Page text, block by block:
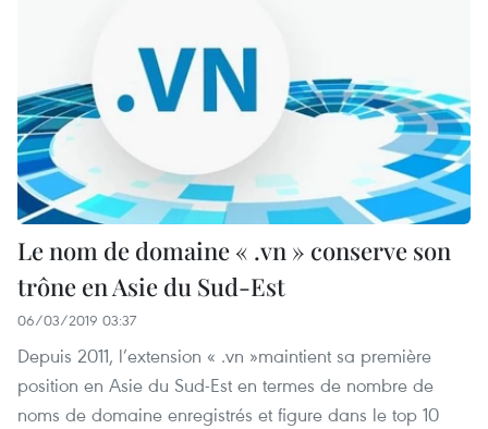
Le nom de domaine « .vn » conserve son
trône en Asie du Sud-Est
06/03/2019 03:37
Depuis 2011, l’extension « .vn »maintient sa première
position en Asie du Sud-Est en termes de nombre de
noms de domaine enregistrés et figure dans le top 10